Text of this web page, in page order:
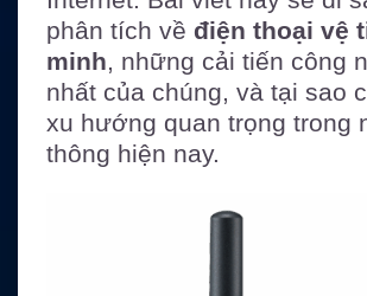
phân tích về điện thoại vệ
minh , những cải tiến công
nhất của chúng, và tại sao
xu hướng quan trọng trong
thông hiện nay.